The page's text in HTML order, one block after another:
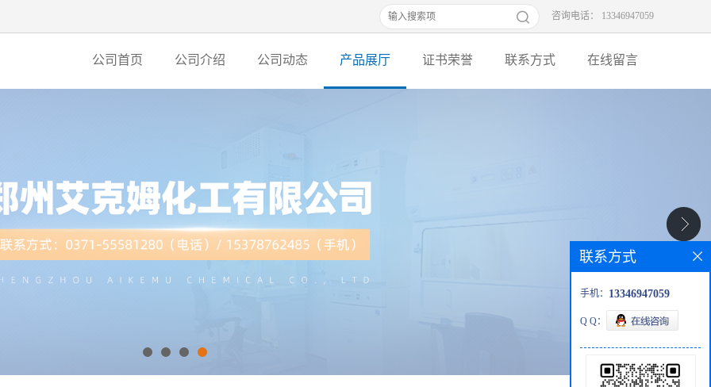
咨询电话： 13346947059
公司首页 公司介绍 公司动态 产品展厅 证书荣誉 联系方式 在线留言
联系方式
手机： 13346947059
Q Q：